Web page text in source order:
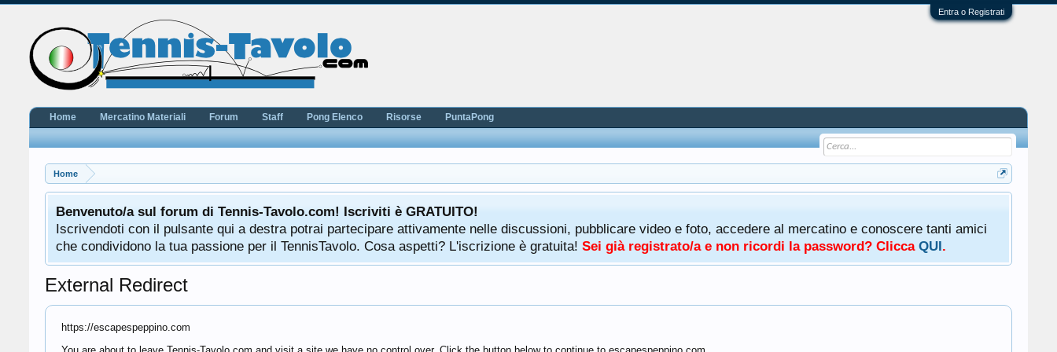
Entra o Registrati
Home
Benvenuto/a sul forum di Tennis-Tavolo.com! Iscriviti è GRATUITO!
Iscrivendoti con il pulsante qui a destra potrai partecipare attivamente nelle discussioni, pubblicare video e foto, accedere al mercatino e conoscere tanti amici
che condividono la tua passione per il TennisTavolo. Cosa aspetti? L'iscrizione è gratuita! Sei già registrato/a e non ricordi la password? Clicca QUI.
External Redirect
https://escapespeppino.com
Home Mercatino Materiali Forum Staff Pong Elenco Risorse PuntaPong